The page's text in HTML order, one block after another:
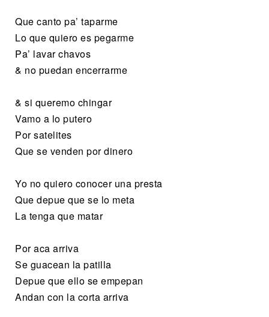
Que canto pa’ taparme
Lo que quiero es pegarme
Pa’ lavar chavos
& no puedan encerrarme
& si queremo chingar
Vamo a lo putero
Por satelites
Que se venden por dinero
Yo no quiero conocer una presta
Que depue que se lo meta
La tenga que matar
Por aca arriva
Se guacean la patilla
Depue que ello se empepan
Andan con la corta arriva